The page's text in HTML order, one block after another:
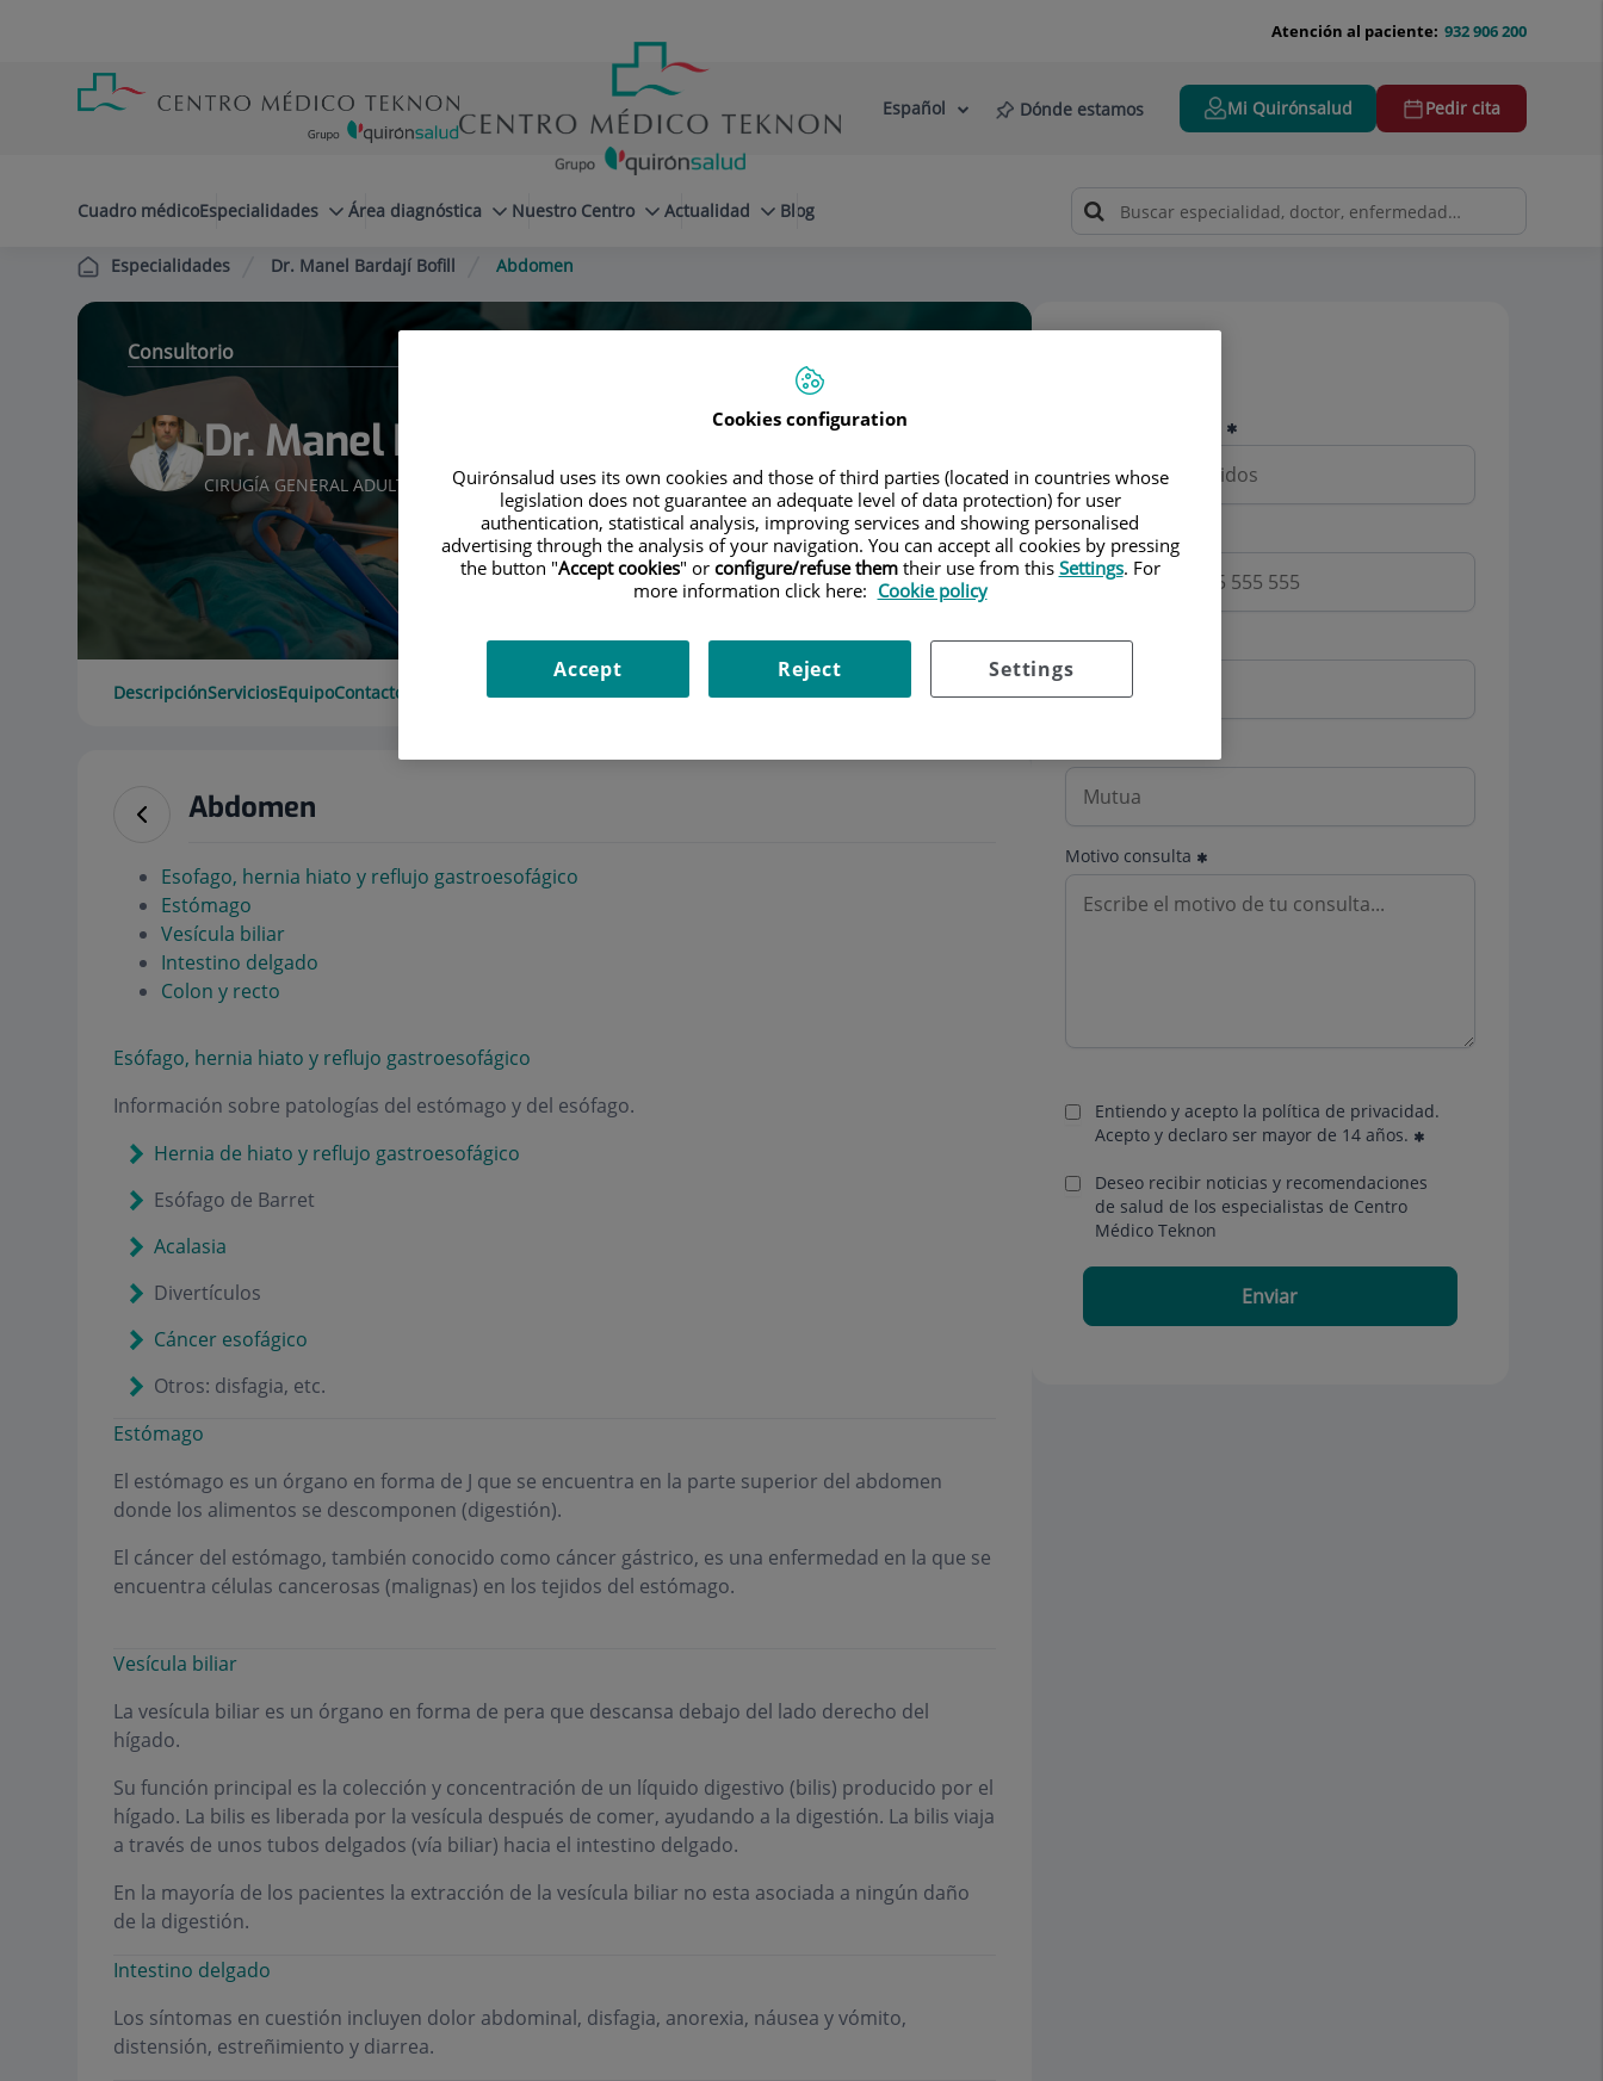
cabecera
932 906 200
Atención al paciente:
Selector
Idioma
Español Dónde estamos Mi Quirónsalud Pedir cita
Cuadro médicoEspecialidades Área diagnóstica Nuestro Centro Actualidad Blog
Especialidades Dr. Manel Bardají Bofill Abdomen
Consultorio
Dr. Manel Bardají Bofill
CIRUGÍA GENERAL ADULTOS
DescripciónServiciosEquipoContacto
Abdomen
Esofago, hernia hiato y reflujo gastroesofágico
Estómago
Vesícula biliar
Intestino delgado
Colon y recto
Esófago, hernia hiato y reflujo gastroesofágico
Información sobre patologías del estómago y del esófago.
Hernia de hiato y reflujo gastroesofágico
Esófago de Barret
Acalasia
Divertículos
Cáncer esofágico
Otros: disfagia, etc.
Estómago
El estómago es un órgano en forma de J que se encuentra en la parte superior del abdomen
donde los alimentos se descomponen (digestión).
El cáncer del estómago, también conocido como cáncer gástrico, es una enfermedad en la que se
encuentra células cancerosas (malignas) en los tejidos del estómago.
Vesícula biliar
La vesícula biliar es un órgano en forma de pera que descansa debajo del lado derecho del
hígado.
Su función principal es la colección y concentración de un líquido digestivo (bilis) producido por el
hígado. La bilis es liberada por la vesícula después de comer, ayudando a la digestión. La bilis viaja
a través de unos tubos delgados (vía biliar) hacia el intestino delgado.
En la mayoría de los pacientes la extracción de la vesícula biliar no esta asociada a ningún daño
de la digestión.
Intestino delgado
Los síntomas en cuestión incluyen dolor abdominal, disfagia, anorexia, náusea y vómito,
distensión, estreñimiento y diarrea.
Teléfono
Email
Motivo consulta
Entiendo y acepto la política de privacidad.
Acepto y declaro ser mayor de 14 años.
Deseo recibir noticias y recomendaciones
de salud de los especialistas de Centro
Médico Teknon
Enviar
Cookies configuration
Quirónsalud uses its own cookies and those of third parties (located in countries whose
legislation does not guarantee an adequate level of data protection) for user
authentication, statistical analysis, improving services and showing personalised
advertising through the analysis of your navigation. You can accept all cookies by pressing
the button "Accept cookies" or configure/refuse themtheir use from this Settings. For
more information click here: Cookie policy
Settings
Reject
Accept